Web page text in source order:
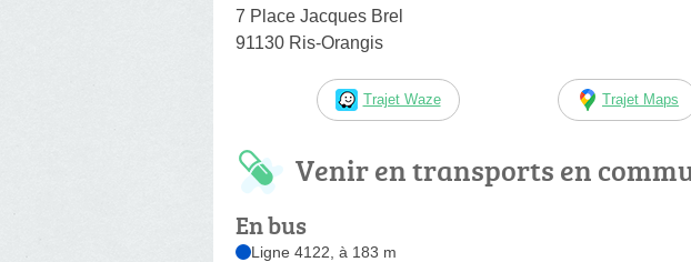
7 Place Jacques Brel
91130 Ris-Orangis
Trajet Waze Trajet Maps
Venir en transports en
En bus
Ligne 4122, à 183 m